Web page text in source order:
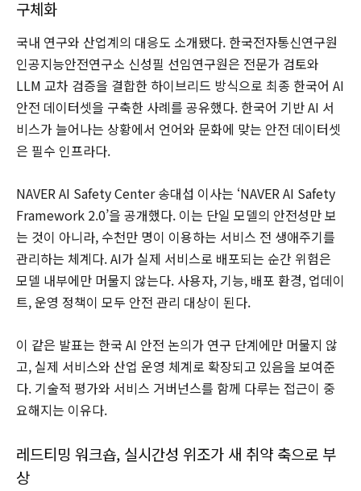
구체화
국내 연구와 산업계의 대응도 소개됐다. 한국전자통신연구원
인공지능안전연구소 신성필 선임연구원은 전문가 검토와
LLM 교차 검증을 결합한 하이브리드 방식으로 최종 한국어 AI
안전 데이터셋을 구축한 사례를 공유했다. 한국어 기반 AI 서
비스가 늘어나는 상황에서 언어와 문화에 맞는 안전 데이터셋
은 필수 인프라다.
NAVER AI Safety Center 송대섭 이사는 ‘NAVER AI Safety
Framework 2.0’을 공개했다. 이는 단일 모델의 안전성만 보
는 것이 아니라, 수천만 명이 이용하는 서비스 전 생애주기를
관리하는 체계다. AI가 실제 서비스로 배포되는 순간 위험은
모델 내부에만 머물지 않는다. 사용자, 기능, 배포 환경, 업데이
트, 운영 정책이 모두 안전 관리 대상이 된다.
이 같은 발표는 한국 AI 안전 논의가 연구 단계에만 머물지 않
고, 실제 서비스와 산업 운영 체계로 확장되고 있음을 보여준
다. 기술적 평가와 서비스 거버넌스를 함께 다루는 접근이 중
요해지는 이유다.
레드티밍 워크숍, 실시간성 위조가 새 취약 축으로 부
상